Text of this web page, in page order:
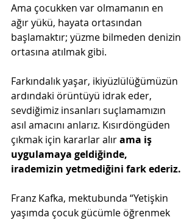
Ama çocukken var olmamanın en
ağır yükü, hayata ortasından
başlamaktır; yüzme bilmeden denizin
ortasına atılmak gibi.
Farkındalık yaşar, ikiyüzlülüğümüzün
ardındaki örüntüyü idrak eder,
sevdiğimiz insanları suçlamamızın
asıl amacını anlarız. Kısırdöngüden
çıkmak için kararlar alır ama iş
uygulamaya geldiğinde,
irademizin yetmediğini fark ederiz.
Franz Kafka, mektubunda “Yetişkin
yaşımda çocuk gücümle öğrenmek